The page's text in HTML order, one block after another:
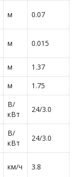
м 0.07
м 0.015
м
1.37
м 1.75
В/
кВт
24/3.0
В/
кВт
24/3.0
км/ч 3.8